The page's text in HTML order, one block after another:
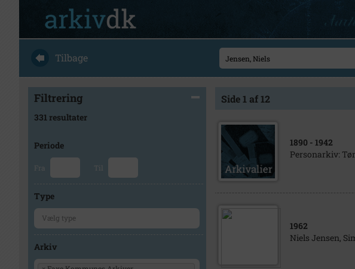
Tilbage
Filtrering
331 resultater
Periode
Fra Til
Type
Arkiv
Side 1 af 12
1890 - 1942
Personarkiv:
1962
Niels Jensen,